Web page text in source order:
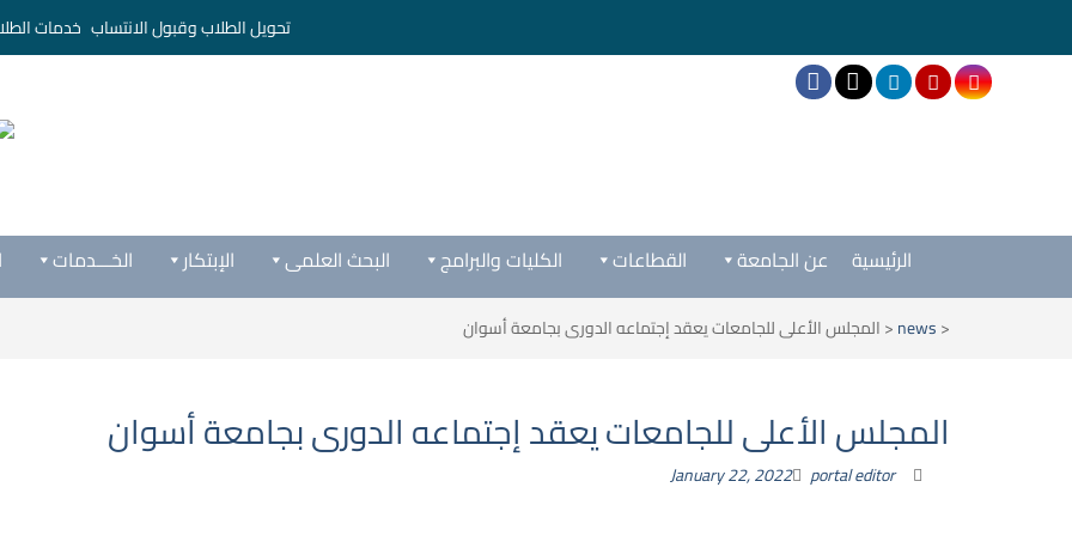
تحويل الطلاب وقبول الانتساب خدمات
الخـــدمات الإبتكار البحث العلمى الكليات والبرامج القطاعات عن الجامعة الرئيسية
<
news
<المجلس الأعلى للجامعات يعقد إجتماعه الدورى بجامعة أسوان
المجلس الأعلى للجامعات يعقد إجتماعه الدورى بجامعة أسوان
January 22, 2022 portal editor